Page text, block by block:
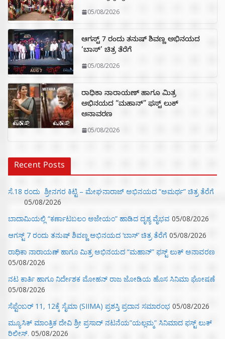
05/08/2026
ಆಗಸ್ಟ್ 7 ರಂದು ತನುಷ್ ಶಿವಣ್ಣ ಅಭಿನಯದ
‘ಬಾಸ್’ ಚಿತ್ರ ತೆರೆಗೆ
05/08/2026
ರಾಧಿಕಾ ನಾರಾಯಣ್ ಹಾಗೂ ಮಿತ್ರ
ಅಭಿನಯದ “ಮಹಾನ್” ಫಸ್ಟ್ ಲುಕ್
ಅನಾವರಣ
05/08/2026
Recent Posts
ಸೆ.18 ರಂದು ಶ್ರೀನಗರ ಕಿಟ್ಟಿ – ಮೇಘನಾರಾಜ್ ಅಭಿನಯದ “ಅಮರ್ಥ” ಚಿತ್ರ ತೆರೆಗೆ
05/08/2026
ಬಾದಾಮಿಯಲ್ಲಿ “ಕರ್ಣಾಟಬಲಂ ಅಜೇಯಂ” ಹಾಡಿದ ದೃಶ್ಯ ವೈಭವ 05/08/2026
ಆಗಸ್ಟ್ 7 ರಂದು ತನುಷ್ ಶಿವಣ್ಣ ಅಭಿನಯದ ‘ಬಾಸ್’ ಚಿತ್ರ ತೆರೆಗೆ 05/08/2026
ರಾಧಿಕಾ ನಾರಾಯಣ್ ಹಾಗೂ ಮಿತ್ರ ಅಭಿನಯದ “ಮಹಾನ್” ಫಸ್ಟ್ ಲುಕ್ ಅನಾವರಣ
05/08/2026
ನಟ ಕಾರ್ತಿ ಹಾಗೂ ನಿರ್ದೇಶಕ ಮೋಹನ್ ರಾಜ ಜೋಡಿಯ ಹೊಸ ಸಿನಿಮಾ ಘೋಷಣೆ
05/08/2026
ಸೆಪ್ಟೆಂಬರ್ 11, 12ಕ್ಕೆ ಸೈಮಾ (SIIMA) ಪ್ರಶಸ್ತಿ ಪ್ರದಾನ ಸಮಾರಂಭ 05/08/2026
ಮ್ಯೂಸಿಕ್‌ ಮಾಂತ್ರಿಕ ದೇವಿ ಶ್ರೀ ಪ್ರಸಾದ್ ನಟನೆಯ”ಯಲ್ಲಮ್ಮ” ಸಿನಿಮಾದ ಫಸ್ಟ್‌ ಲುಕ್‌
ರಿಲೀಸ್. 05/08/2026